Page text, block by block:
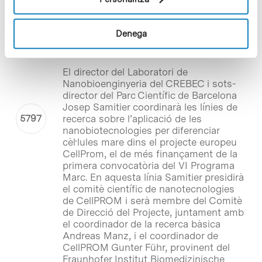
Denega
d’un projecte europeu destinat
a la diferenciació de cèl·lules
mare
El director del Laboratori de
Nanobioenginyeria del CREBEC i sots-
director del Parc Científic de Barcelona
Josep Samitier coordinarà les línies de
recerca sobre l’aplicació de les
nanobiotecnologies per diferenciar
cèl·lules mare dins el projecte europeu
CellProm, el de més finançament de la
primera convocatòria del VI Programa
Marc. En aquesta línia Samitier presidirà
el comitè científic de nanotecnologies
de CellPROM i serà membre del Comitè
de Direcció del Projecte, juntament amb
el coordinador de la recerca bàsica
Andreas Manz, i el coordinador de
CellPROM Gunter Führ, provinent del
Fraunhofer Institut Biomedizinische